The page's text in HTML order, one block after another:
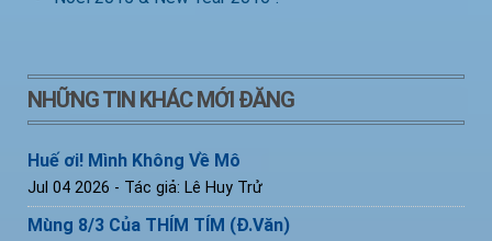
NHỮNG TIN KHÁC MỚI ĐĂNG
Huế ơi! Mình Không Về Mô
Jul 04 2026 - Tác giả: Lê Huy Trử
Mùng 8/3 Của THÍM TÍM (Đ.Văn)